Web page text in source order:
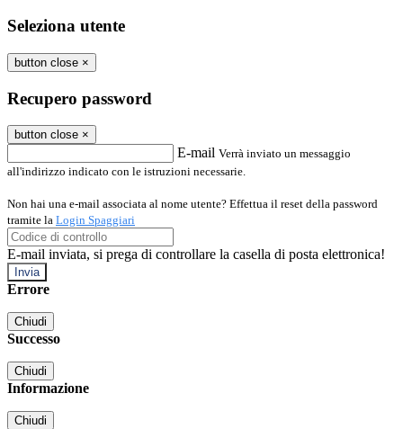
Seleziona utente
button close ×
Recupero password
button close ×
E-mail Verrà inviato un messaggio
all'indirizzo indicato con le istruzioni necessarie.
Non hai una e-mail associata al nome utente? Effettua il reset della password
tramite la Login Spaggiari
E-mail inviata, si prega di controllare la casella di posta elettronica!
Errore
Chiudi
Successo
Chiudi
Informazione
Chiudi